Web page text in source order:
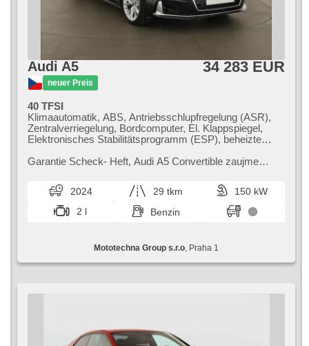
Audi A5
neuer Preis
34 283 EUR
40 TFSI
Klimaautomatik, ABS, Antriebsschlupfregelung (ASR),
Zentralverriegelung, Bordcomputer, El. Klappspiegel,
Elektronisches Stabilitätsprogramm (ESP), beheizte
Taste, Reifendrucksensor, USB, 4x Airbag, Uhr Spur,
Autoradio, Automatikgetriebe
Garantie Scheck​- Heft,​ Audi A5 Convertible zaujme
Nabízí vysokou úroveň komfo...
2024 29 tkm
150 kW
2 l
Benzin
Mototechna Group s.r.o , Praha 1